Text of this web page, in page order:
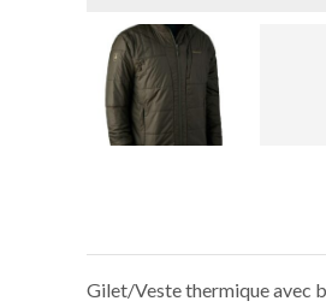
Gilet/Veste thermique avec